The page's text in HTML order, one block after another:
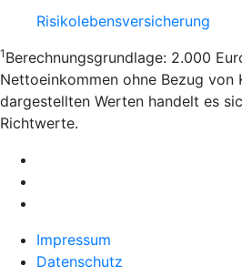
Risikolebensversicherung
1 Berechnungsgrundlage: 2.000
Nettoeinkommen ohne Bezug von
dargestellten Werten handelt es
Richtwerte.
Impressum
Datenschutz